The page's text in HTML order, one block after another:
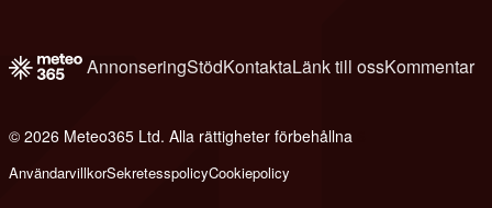
AnnonseringStödKontaktaLänk till ossKommentar
© 2026 Meteo365 Ltd. Alla rättigheter förbehållna
AnvändarvillkorSekretesspolicyCookiepolicy